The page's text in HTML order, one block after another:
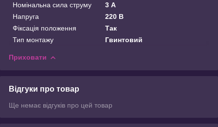
Номінальна сила струму
3 А
Напруга
220 В
Фіксація положення
Так
Тип монтажу
Гвинтовий
Приховати
Відгуки про товар
Ще немає відгуків про цей товар